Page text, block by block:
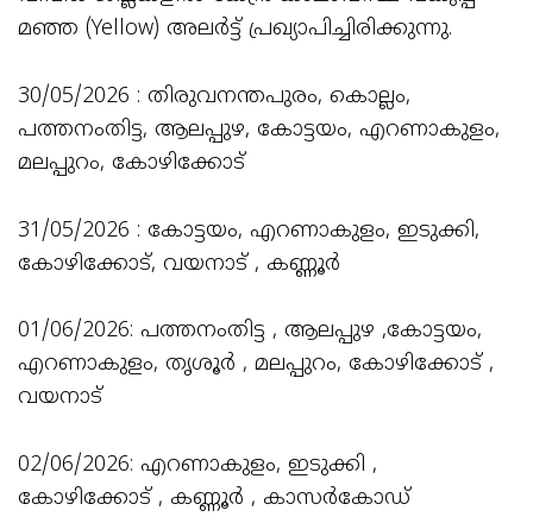
മഞ്ഞ (Yellow) അലർട്ട് പ്രഖ്യാപിച്ചിരിക്കുന്നു.
30/05/2026 : തിരുവനന്തപുരം, കൊല്ലം,
പത്തനംതിട്ട, ആലപ്പുഴ, കോട്ടയം, എറണാകുളം,
മലപ്പുറം, കോഴിക്കോട്
31/05/2026 : കോട്ടയം, എറണാകുളം, ഇടുക്കി,
കോഴിക്കോട്, വയനാട് , കണ്ണൂർ
01/06/2026: പത്തനംതിട്ട , ആലപ്പുഴ ,കോട്ടയം,
എറണാകുളം, തൃശൂർ , മലപ്പുറം, കോഴിക്കോട് ,
വയനാട്
02/06/2026: എറണാകുളം, ഇടുക്കി ,
കോഴിക്കോട് , കണ്ണൂർ , കാസർകോഡ്